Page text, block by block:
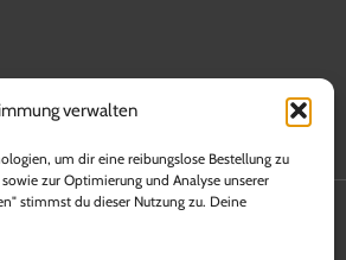
verwalten
um dir eine reibungslose Bestellung zu
zur Optimierung und Analyse unserer
stimmst du dieser Nutzung zu. Deine
sowie Informationen
der Bundesrepublik